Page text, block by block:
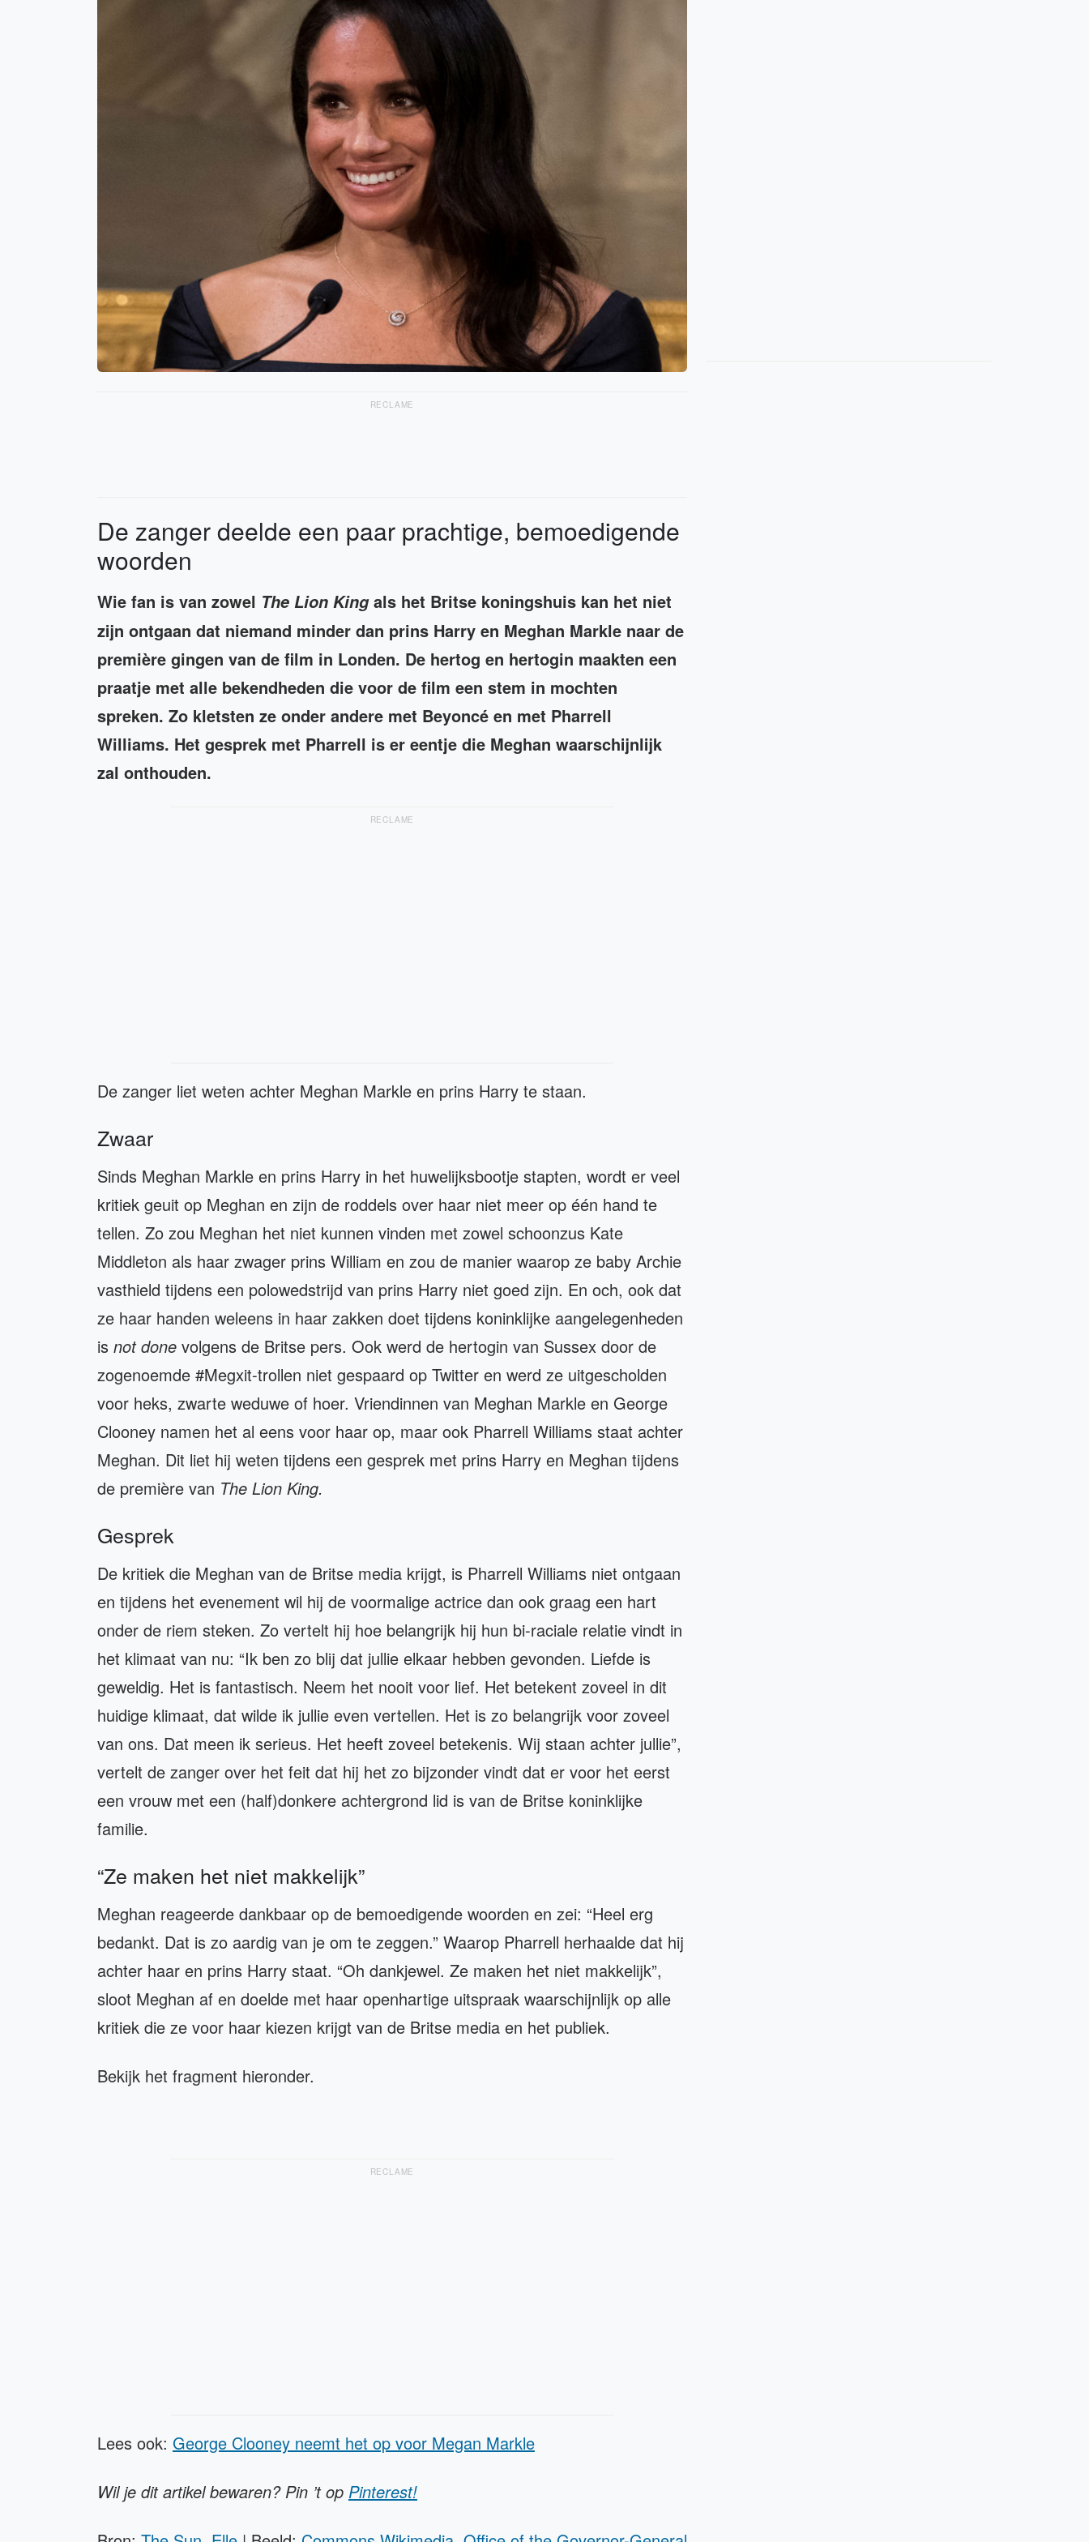
RECLAME
De zanger deelde een paar prachtige, bemoedigende
woorden
Wie fan is van zowel The Lion Kingals het Britse koningshuis kan het niet
zijn ontgaan dat niemand minder dan prins Harry en Meghan Markle naar de
première gingen van de film in Londen. De hertog en hertogin maakten een
praatje met alle bekendheden die voor de film een stem in mochten
spreken. Zo kletsten ze onder andere met Beyoncé en met Pharrell
Williams. Het gesprek met Pharrell is er eentje die Meghan waarschijnlijk
zal onthouden.
RECLAME
De zanger liet weten achter Meghan Markle en prins Harry te staan.
Zwaar
Sinds Meghan Markle en prins Harry in het huwelijksbootje stapten, wordt er veel
kritiek geuit op Meghan en zijn de roddels over haar niet meer op één hand te
tellen. Zo zou Meghan het niet kunnen vinden met zowel schoonzus Kate
Middleton als haar zwager prins William en zou de manier waarop ze baby Archie
vasthield tijdens een polowedstrijd van prins Harry niet goed zijn. En och, ook dat
ze haar handen weleens in haar zakken doet tijdens koninklijke aangelegenheden
is not done volgens de Britse pers. Ook werd de hertogin van Sussex door de
zogenoemde #Megxit-trollen niet gespaard op Twitter en werd ze uitgescholden
voor heks, zwarte weduwe of hoer. Vriendinnen van Meghan Markle en George
Clooney namen het al eens voor haar op, maar ook Pharrell Williams staat achter
Meghan. Dit liet hij weten tijdens een gesprek met prins Harry en Meghan tijdens
de première van The Lion King.
Gesprek
De kritiek die Meghan van de Britse media krijgt, is Pharrell Williams niet ontgaan
en tijdens het evenement wil hij de voormalige actrice dan ook graag een hart
onder de riem steken. Zo vertelt hij hoe belangrijk hij hun bi-raciale relatie vindt in
het klimaat van nu: “Ik ben zo blij dat jullie elkaar hebben gevonden. Liefde is
geweldig. Het is fantastisch. Neem het nooit voor lief. Het betekent zoveel in dit
huidige klimaat, dat wilde ik jullie even vertellen. Het is zo belangrijk voor zoveel
van ons. Dat meen ik serieus. Het heeft zoveel betekenis. Wij staan achter jullie”,
vertelt de zanger over het feit dat hij het zo bijzonder vindt dat er voor het eerst
een vrouw met een (half)donkere achtergrond lid is van de Britse koninklijke
familie.
“Ze maken het niet makkelijk”
Meghan reageerde dankbaar op de bemoedigende woorden en zei: “Heel erg
bedankt. Dat is zo aardig van je om te zeggen.” Waarop Pharrell herhaalde dat hij
achter haar en prins Harry staat. “Oh dankjewel. Ze maken het niet makkelijk”,
sloot Meghan af en doelde met haar openhartige uitspraak waarschijnlijk op alle
kritiek die ze voor haar kiezen krijgt van de Britse media en het publiek.
Bekijk het fragment hieronder.
RECLAME
Lees ook: George Clooney neemt het op voor Megan Markle
Wil je dit artikel bewaren? Pin ’t op Pinterest!